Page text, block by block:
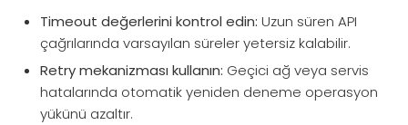
Timeout değerlerini kontrol edin: Uzun süren API
çağrılarında varsayılan süreler yetersiz kalabilir.
Retry mekanizması kullanın: Geçici ağ veya servis
hatalarında otomatik yeniden deneme operasyon
yükünü azaltır.